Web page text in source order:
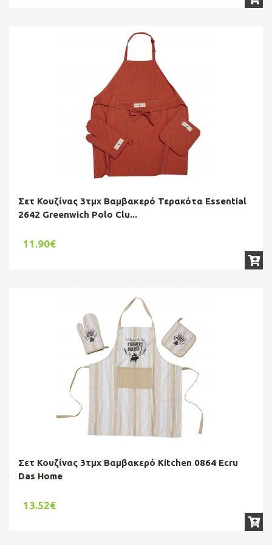
Σετ Κουζίνας 3τμχ Βαμβακερό Τερακότα Essential
2642 Greenwich Polo Clu...
11.90€
Σετ Κουζίνας 3τμχ Βαμβακερό Kitchen 0864 Ecru
Das Home
13.52€